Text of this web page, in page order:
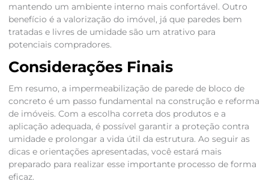
mantendo um ambiente interno mais confortável. Outro
benefício é a valorização do imóvel, já que paredes bem
tratadas e livres de umidade são um atrativo para
potenciais compradores.
Considerações Finais
Em resumo, a impermeabilização de parede de bloco de
concreto é um passo fundamental na construção e reforma
de imóveis. Com a escolha correta dos produtos e a
aplicação adequada, é possível garantir a proteção contra
umidade e prolongar a vida útil da estrutura. Ao seguir as
dicas e orientações apresentadas, você estará mais
preparado para realizar esse importante processo de forma
eficaz.